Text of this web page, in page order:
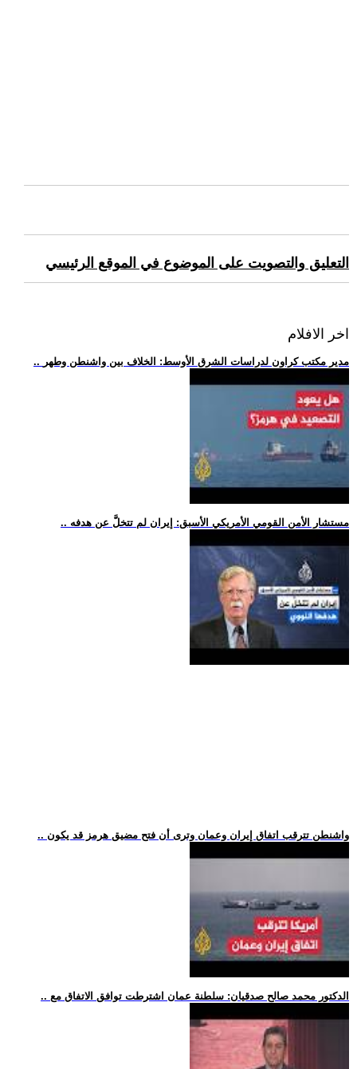
التعليق والتصويت على الموضوع في الموقع الرئيسي
اخر الافلام
.. مدير مكتب كراون لدراسات الشرق الأوسط: الخلاف بين واشنطن وطهر
.. مستشار الأمن القومي الأمريكي الأسبق: إيران لم تتخلَّ عن هدفه
.. واشنطن تترقب اتفاق إيران وعمان وترى أن فتح مضيق هرمز قد يكون
.. الدكتور محمد صالح صدقيان: سلطنة عمان اشترطت توافق الاتفاق مع